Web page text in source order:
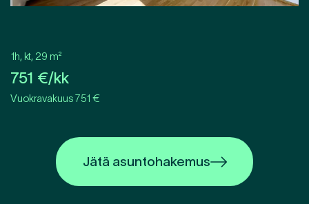
1h, kt, 29 m²
751 €/kk
Vuokravakuus 751 €
Jätä asuntohakemus